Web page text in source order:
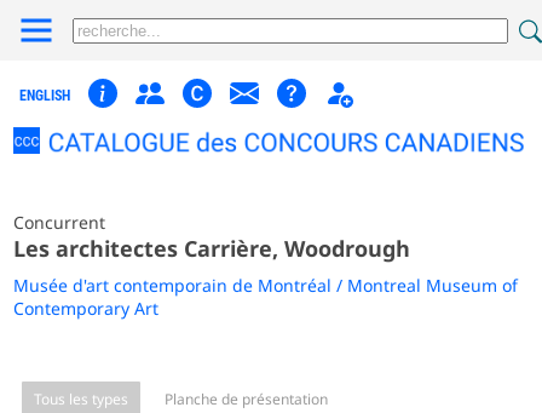
ENGLISH
Concurrent
Les architectes Carrière, Woodrough
Musée d'art contemporain de Montréal / Montreal Museum of
Contemporary Art
Tous les types Planche de présentation